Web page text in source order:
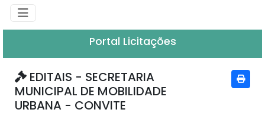
Portal Licitações
EDITAIS - SECRETARIA
MUNICIPAL DE MOBILIDADE
URBANA - CONVITE